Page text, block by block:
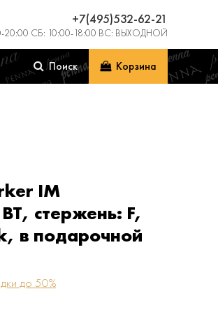
+7(495)532-62-21
20:00 СБ: 10:00-18:00 ВС: ВЫХОДНОЙ
Поиск Корзина
IM
стержень: F,
в подарочной
до 50%